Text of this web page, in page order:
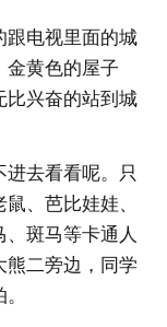
跟电视里面的城
金黄色的屋子
比兴奋的站到城
去看看呢。只
、芭比娃娃、
斑马等卡通人
熊二旁边，同学